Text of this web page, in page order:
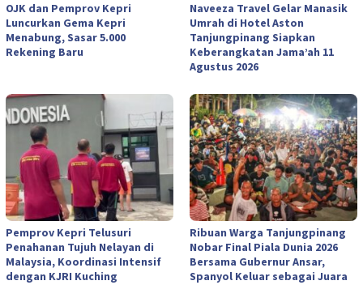
OJK dan Pemprov Kepri
Luncurkan Gema Kepri
Menabung, Sasar 5.000
Rekening Baru
Naveeza Travel Gelar Manasik
Umrah di Hotel Aston
Tanjungpinang Siapkan
Keberangkatan Jama’ah 11
Agustus 2026
Pemprov Kepri Telusuri
Penahanan Tujuh Nelayan di
Malaysia, Koordinasi Intensif
dengan KJRI Kuching
Ribuan Warga Tanjungpinang
Nobar Final Piala Dunia 2026
Bersama Gubernur Ansar,
Spanyol Keluar sebagai Juara